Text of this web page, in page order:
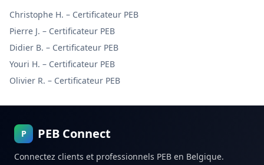
Christophe H. – Certificateur PEB
Pierre J. – Certificateur PEB
Didier B. – Certificateur PEB
Youri H. – Certificateur PEB
Olivier R. – Certificateur PEB
P PEB Connect
Connectez clients et professionnels PEB en Belgique.